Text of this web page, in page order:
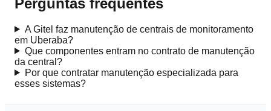
A Gitel faz manutenção de centrais de monitoramento
em Uberaba?
Que componentes entram no contrato de manutenção
da central?
Por que contratar manutenção especializada para
esses sistemas?